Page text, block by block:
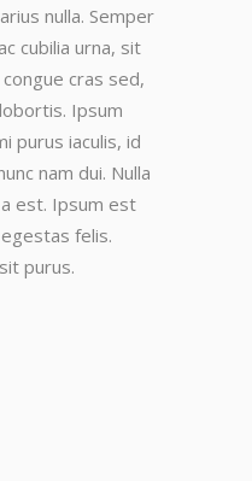
nulla. Semper
cubilia urna, sit
cras sed,
Ipsum
purus iaculis, id
nam dui. Nulla
est. Ipsum est
felis.
purus.